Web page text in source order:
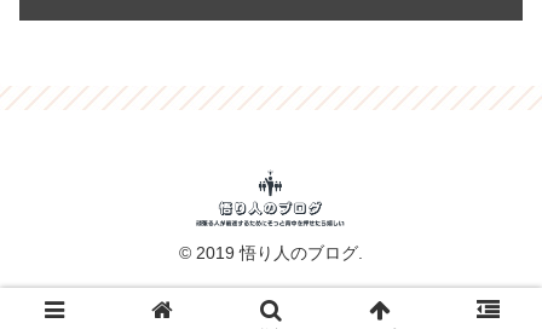
© 2019 悟り人のブログ.